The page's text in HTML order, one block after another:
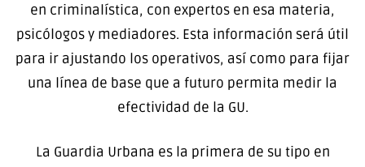
en criminalística, con expertos en esa materia,
psicólogos y mediadores. Esta información será útil
para ir ajustando los operativos, así como para fijar
una línea de base que a futuro permita medir la
efectividad de la GU.
La Guardia Urbana es la primera de su tipo en